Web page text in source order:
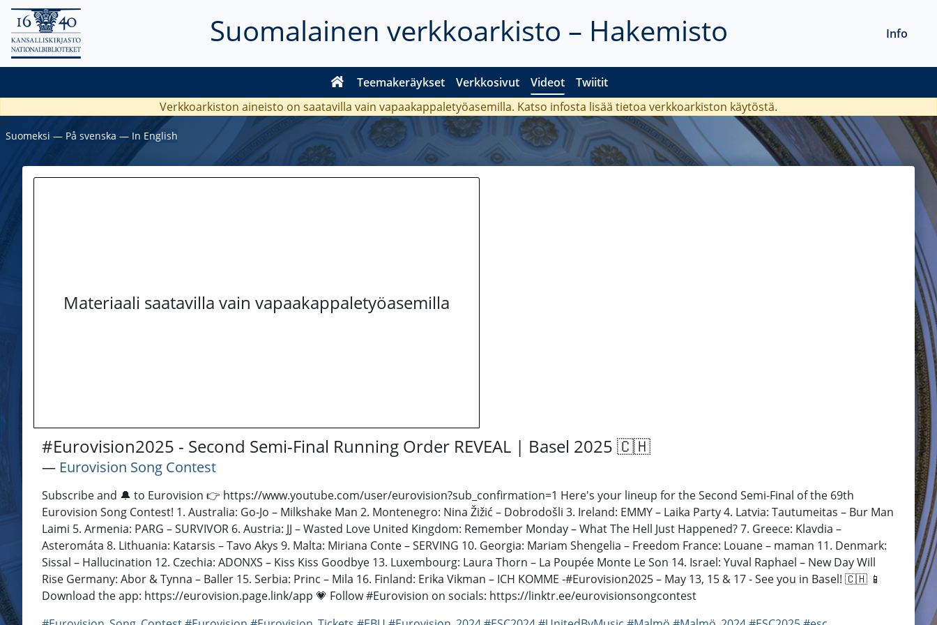
Suomalainen verkkoarkisto – Hakemisto
Teemakeräykset Verkkosivut Videot Twiitit
Info
Verkkoarkiston aineisto on saatavilla vain vapaakappaletyöasemilla. Katso infosta lisää tietoa verkkoarkiston käytöstä.
Suomeksi ― På svenska ― In English
Materiaali saatavilla vain vapaakappaletyöasemilla
#Eurovision2025 - Second Semi-Final Running Order REVEAL | Basel 2025 🇨🇭
― Eurovision Song Contest
Subscribe and 🔔 to Eurovision 👉 https://www.youtube.com/user/eurovision?sub_confirmation=1 ​ Here's your lineup for the Second Semi-Final of the 69th
Eurovision Song Contest! 1. Australia: Go-Jo – Milkshake Man 2. Montenegro: Nina Žižić – Dobrodošli 3. Ireland: EMMY – Laika Party 4. Latvia: Tautumeitas – Bur Man
Laimi 5. Armenia: PARG – SURVIVOR 6. Austria: JJ – Wasted Love United Kingdom: Remember Monday – What The Hell Just Happened? 7. Greece: Klavdia –
Asteromáta 8. Lithuania: Katarsis – Tavo Akys 9. Malta: Miriana Conte – SERVING 10. Georgia: Mariam Shengelia – Freedom France: Louane – maman 11. Denmark:
Sissal – Hallucination 12. Czechia: ADONXS – Kiss Kiss Goodbye 13. Luxembourg: Laura Thorn – La Poupée Monte Le Son 14. Israel: Yuval Raphael – New Day Will
Rise Germany: Abor & Tynna – Baller 15. Serbia: Princ – Mila 16. Finland: Erika Vikman – ICH KOMME -​ #Eurovision2025 – May 13, 15 & 17 - See you in Basel! 🇨🇭 📱
Download the app: https://eurovision.page.link/app 💗 Follow #Eurovision on socials: https://linktr.ee/eurovisionsongcontest